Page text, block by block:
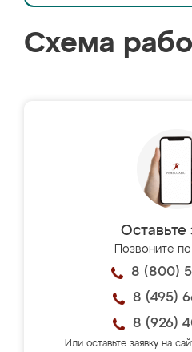
Схема
Оставьте
Позвоните
8 (800)
8 (495)
8 (926)
Или оставьте заявку на